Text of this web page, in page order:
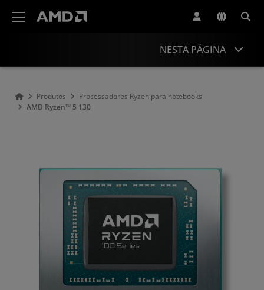
NESTA PÁGINA
Produtos
Processadores Ryzen para notebooks
AMD Ryzen™ 5 130